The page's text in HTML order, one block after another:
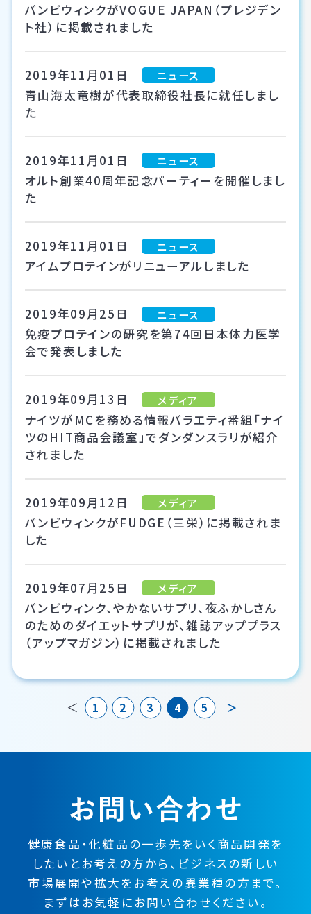
バンビウィンクがVOGUE JAPAN（プレジデン
ト社）に掲載されました
2019年11月01日 ニュース
青山海太竜樹が代表取締役社長に就任しまし
た
2019年11月01日 ニュース
オルト創業40周年記念パーティーを開催しまし
た
2019年11月01日 ニュース
アイムプロテインがリニューアルしました
2019年09月25日 ニュース
免疫プロテインの研究を第74回日本体力医学
会で発表しました
2019年09月13日 メディア
ナイツがMCを務める情報バラエティ番組「ナイ
ツのHIT商品会議室」でダンダンスラリが紹介
されました
2019年09月12日 メディア
バンビウィンクがFUDGE（三栄）に掲載されま
した
2019年07月25日 メディア
バンビウィンク、やかないサプリ、夜ふかしさん
のためのダイエットサプリが、雑誌アッププラス
（アップマガジン）に掲載されました
＜ 1 2 3 4 5 ＞
健康食品・化粧品の一歩先をいく 商品開発を
したい とお考えの方から、 ビジネスの新しい
市場展開や拡大をお考えの異業種の方まで。
まずはお気軽にお問い合わせください。